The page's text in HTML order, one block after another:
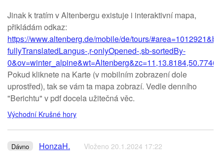
Jinak k tratím v Altenbergu existuje i interaktivní mapa,
přikládám odkaz:
https://www.altenberg.de/mobile/de/tours/
fullyTranslatedLangus-,r-onlyOpened-,sb-sortedBy-
0&ov=winter_alpine&wt=Altenberg&zc=11,13.8184,50.77468
Pokud kliknete na Karte (v mobilním zobrazení dole
uprostřed), tak se vám ta mapa zobrazí. Vedle denního
"Berichtu" v pdf docela užitečná věc.
Východní Krušné hory
Dávno HonzaH. Vloženo 20.1.2024 17:22